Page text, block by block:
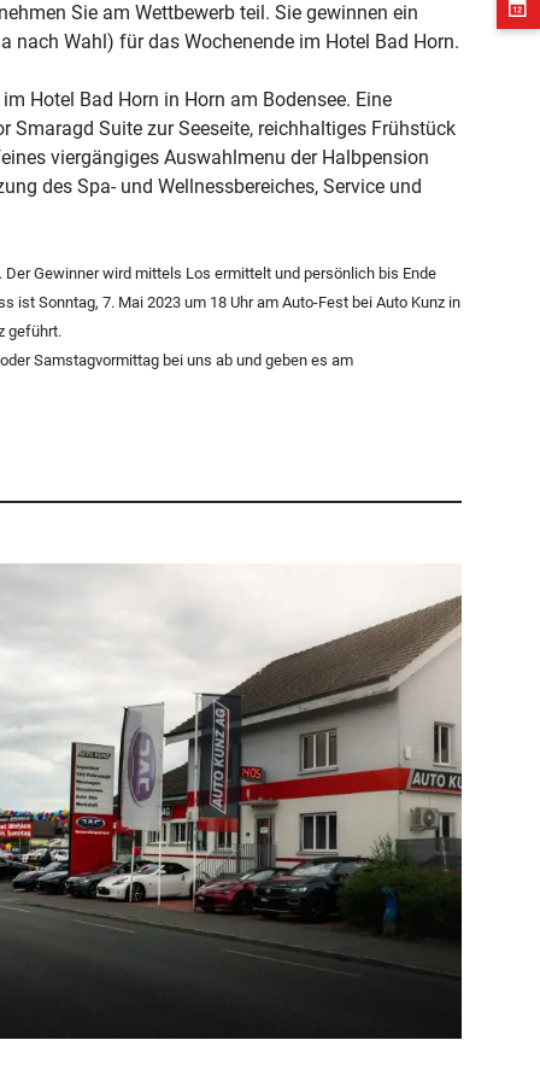
Sie am Wettbewerb teil. Sie gewinnen ein
nach Wahl) für das Wochenende im Hotel Bad Horn.
Hotel Bad Horn in Horn am Bodensee. Eine
Smaragd Suite zur Seeseite, reichhaltiges Frühstück
viergängiges Auswahlmenu der Halbpension
des Spa- und Wellnessbereiches, Service und
Der Gewinner wird mittels Los ermittelt und persönlich bis Ende
ist Sonntag, 7. Mai 2023 um 18 Uhr am Auto-Fest bei Auto Kunz in
geführt.
Samstagvormittag bei uns ab und geben es am